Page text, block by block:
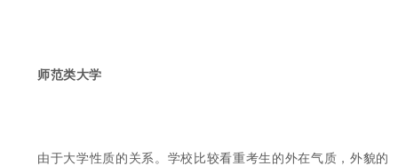
师范类大学
由于大学性质的关系。学校比较看重考生的外在气质，外貌的